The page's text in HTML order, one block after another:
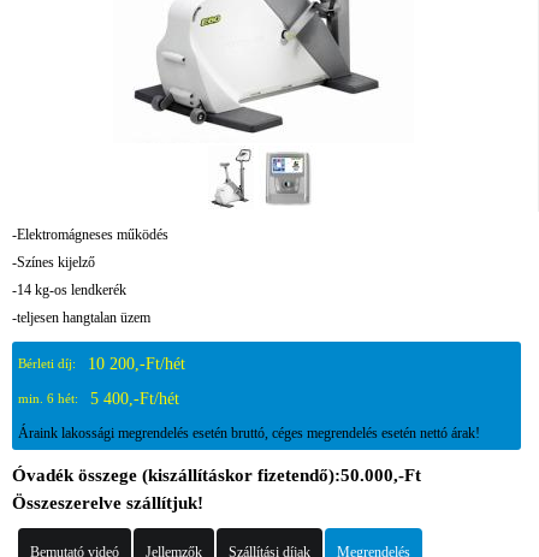
-Elektromágneses működés
-Színes kijelző
-14 kg-os lendkerék
-teljesen hangtalan üzem
Bérleti díj: 10 200,-Ft/hét
min. 6 hét: 5 400,-Ft/hét
Áraink lakossági megrendelés esetén bruttó, céges megrendelés esetén nettó árak!
Óvadék összege (kiszállításkor fizetendő):50.000,-Ft
Összeszerelve szállítjuk!
Bemutató videó Jellemzők Szállítási díjak Megrendelés